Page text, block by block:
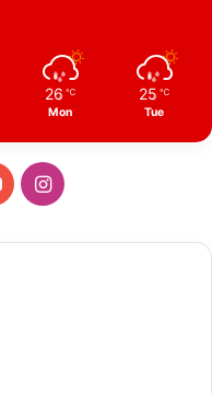
26 ℃
Mon
25 ℃
Tue
YouTubeInstagram